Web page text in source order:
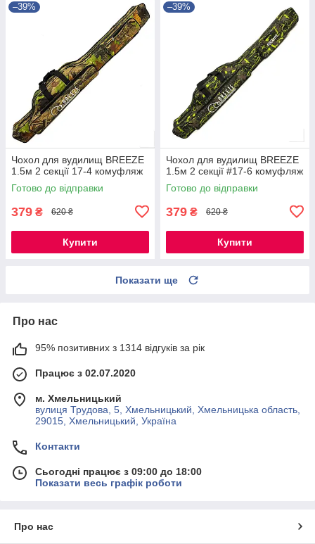
–39%
Чохол для вудилищ BREEZE
1.5м 2 секції 17-4 комуфляж
Готово до відправки
379 ₴ 620 ₴
Купити
–39%
Чохол для вудилищ BREEZE
1.5м 2 секції #17-6 комуфляж
Готово до відправки
379 ₴ 620 ₴
Купити
Показати ще
Про нас
95% позитивних з 1314 відгуків за рік
Працює з 02.07.2020
м. Хмельницький
вулиця Трудова, 5, Хмельницький, Хмельницька область,
29015, Хмельницький, Україна
Контакти
Сьогодні працює з 09:00 до 18:00
Показати весь графік роботи
Про нас